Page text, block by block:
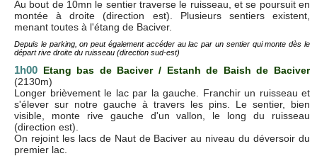
Au bout de 10mn le sentier traverse le ruisseau, et se poursuit en
montée à droite (direction est). Plusieurs sentiers existent,
menant toutes à l'étang de Baciver.
Depuis le parking, on peut également accéder au lac par un sentier qui monte dès le
départ rive droite du ruisseau (direction sud-est)
1h00 Etang bas de Baciver / Estanh de Baish de Baciver
(2130m)
Longer brièvement le lac par la gauche. Franchir un ruisseau et
s'élever sur notre gauche à travers les pins. Le sentier, bien
visible, monte rive gauche d'un vallon, le long du ruisseau
(direction est).
On rejoint les lacs de Naut de Baciver au niveau du déversoir du
premier lac.